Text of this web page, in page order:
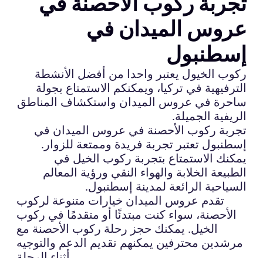
عروس الميدان في
إسطنبول
ركوب الخيول يعتبر واحدا من أفضل الأنشطة
الترفيهية في تركيا، ويمكنكم الاستمتاع بجولة
ساحرة في عروس الميدان واستكشاف المناطق
الريفية الجميلة.
تجربة ركوب الأحصنة في عروس الميدان في
إسطنبول تعتبر تجربة فريدة وممتعة للزوار.
يمكنك الاستمتاع بتجربة ركوب الخيل في
الطبيعة الخلابة والهواء النقي ورؤية المعالم
السياحية الرائعة لمدينة إسطنبول.
تقدم عروس الميدان خيارات متنوعة لركوب
الأحصنة، سواء كنت مبتدئًا أو متقدمًا في ركوب
الخيل. يمكنك حجز رحلة ركوب الأحصنة مع
مرشدين محترفين يمكنهم تقديم الدعم والتوجيه